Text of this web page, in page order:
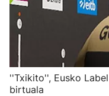
Herri-kirolak
Eskubaloia
Kirolak 360
''Txikito'', Eusko
birtuala